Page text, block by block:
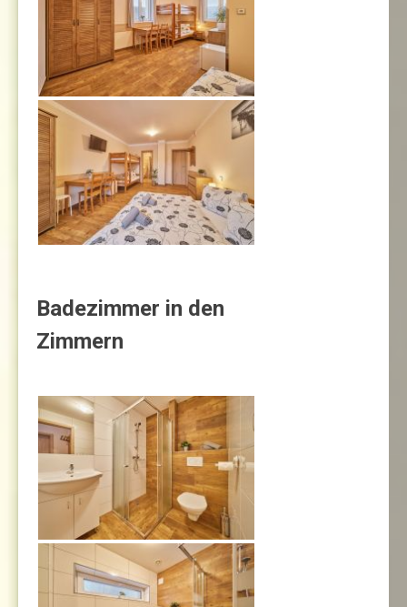
Badezimmer in den
Zimmern